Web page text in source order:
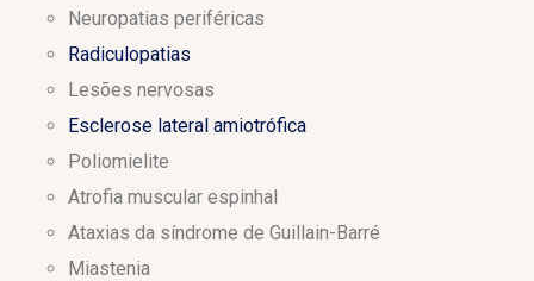
Neuropatias periféricas
Radiculopatias
Lesões nervosas
Esclerose lateral amiotrófica
Poliomielite
Atrofia muscular espinhal
Ataxias da síndrome de Guillain-Barré
Miastenia